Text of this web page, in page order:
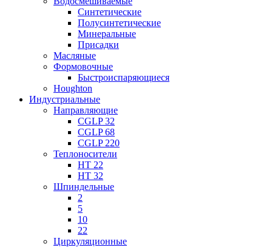
Синтетические
Полусинтетические
Минеральные
Присадки
Масляные
Формовочные
Быстроиспаряющиеся
Houghton
Индустриальные
Направляющие
CGLP 32
CGLP 68
CGLP 220
Теплоносители
HT 22
HT 32
Шпиндельные
2
5
10
22
Циркуляционные